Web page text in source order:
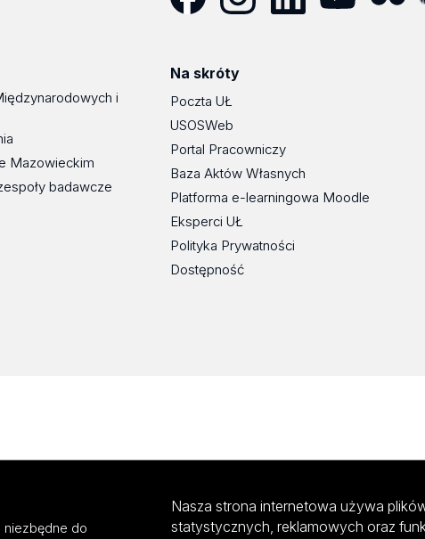
i
Mazowieckim
badawcze
Na skróty
Poczta UŁ
USOSWeb
Portal Pracowniczy
Baza Aktów Własnych
Platforma e-learningowa Moodle
Eksperci UŁ
Polityka Prywatności
Dostępność
niezbędne do
Nasza strona internetowa używa
statystycznych, reklamowych oraz